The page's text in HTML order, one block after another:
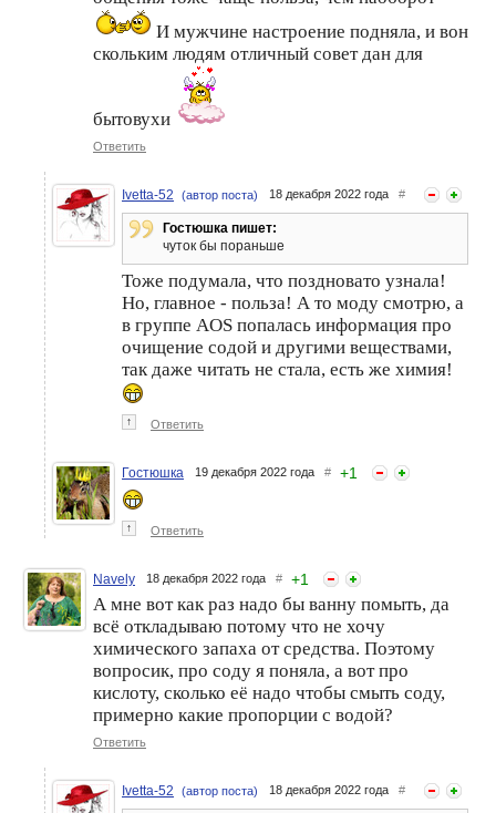
И мужчине настроение подняла, и вон
скольким людям отличный совет дан для
бытовухи
Ответить
Ivetta-52 (автор поста) 18 декабря 2022 года #
Гостюшка пишет:
чуток бы пораньше
Тоже подумала, что поздновато узнала!
Но, главное - польза! А то моду смотрю, а
в группе AOS попалась информация про
очищение содой и другими веществами,
так даже читать не стала, есть же химия!
↑ Ответить
Гостюшка 19 декабря 2022 года # +1
↑ Ответить
Navely 18 декабря 2022 года # +1
А мне вот как раз надо бы ванну помыть, да
всё откладываю потому что не хочу
химического запаха от средства. Поэтому
вопросик, про соду я поняла, а вот про
кислоту, сколько её надо чтобы смыть соду,
примерно какие пропорции с водой?
Ответить
Ivetta-52 (автор поста) 18 декабря 2022 года #